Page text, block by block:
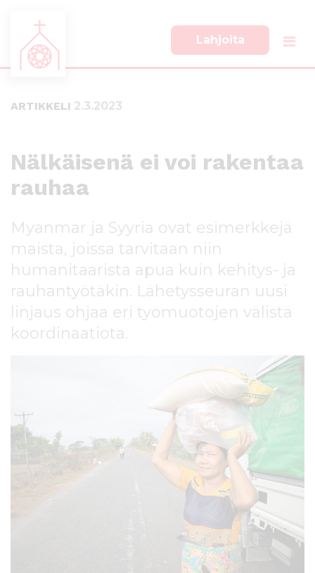
Lahjoita
ARTIKKELI 2.3.2023
Nälkäisenä ei voi rakentaa
rauhaa
Myanmar ja Syyria ovat esimerkkejä
maista, joissa tarvitaan niin
humanitaarista apua kuin kehitys- ja
rauhantyötäkin. Lähetysseuran uusi
linjaus ohjaa eri työmuotojen välistä
koordinaatiota.